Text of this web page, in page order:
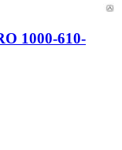
1000-610-